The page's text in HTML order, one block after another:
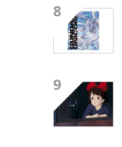
8
9